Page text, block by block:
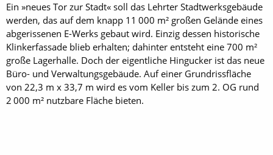
Ein »neues Tor zur Stadt« soll das Lehrter Stadtwerksgebäude
werden, das auf dem knapp 11 000 m² großen Gelände eines
abgerissenen E-Werks gebaut wird. Einzig dessen historische
Klinkerfassade blieb erhalten; dahinter entsteht eine 700 m²
große Lagerhalle. Doch der eigentliche Hingucker ist das neue
Büro- und Verwaltungsgebäude. Auf einer Grundrissfläche
von 22,3 m x 33,7 m wird es vom Keller bis zum 2. OG rund
2 000 m² nutzbare Fläche bieten.